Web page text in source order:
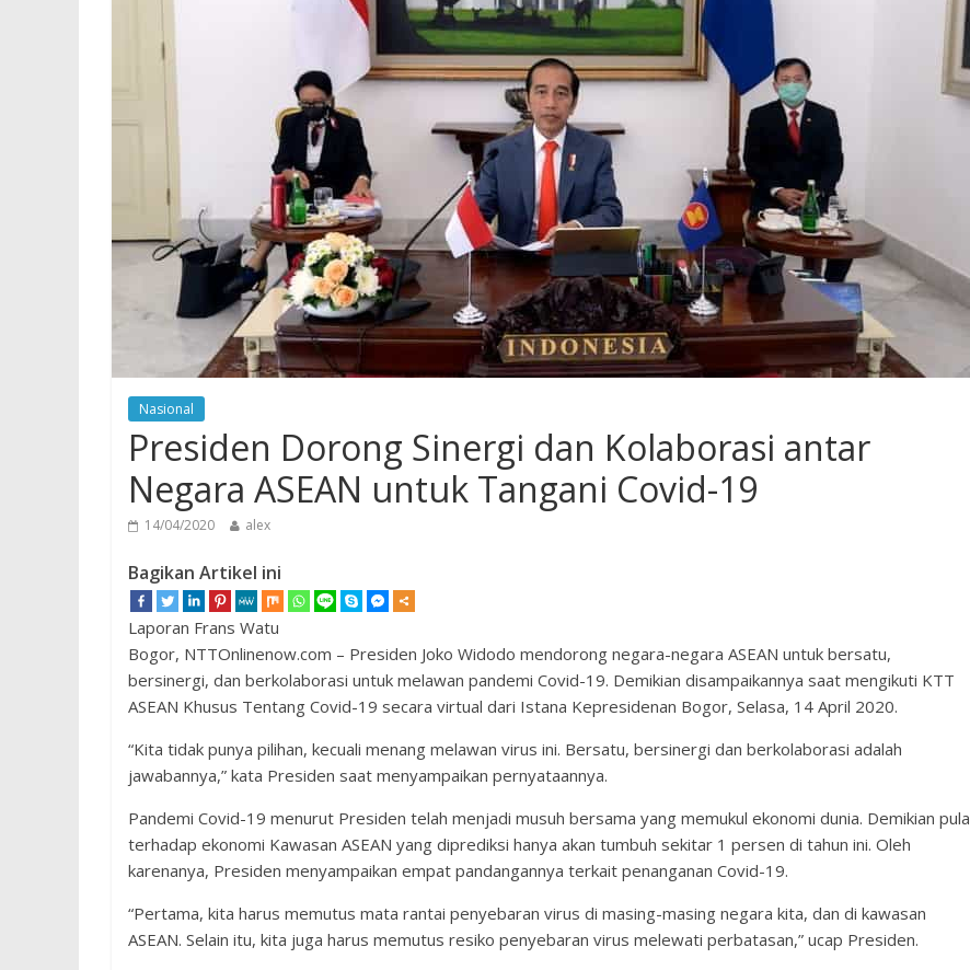
Nasional
Presiden Dorong Sinergi dan Kolaborasi antar
Negara ASEAN untuk Tangani Covid-19
14/04/2020 alex
Bagikan Artikel ini
Laporan Frans Watu
Bogor, NTTOnlinenow.com – Presiden Joko Widodo mendorong negara-negara ASEAN untuk bersatu,
bersinergi, dan berkolaborasi untuk melawan pandemi Covid-19. Demikian disampaikannya saat mengikuti KTT
ASEAN Khusus Tentang Covid-19 secara virtual dari Istana Kepresidenan Bogor, Selasa, 14 April 2020.
“Kita tidak punya pilihan, kecuali menang melawan virus ini. Bersatu, bersinergi dan berkolaborasi adalah
jawabannya,” kata Presiden saat menyampaikan pernyataannya.
Pandemi Covid-19 menurut Presiden telah menjadi musuh bersama yang memukul ekonomi dunia. Demikian pula
terhadap ekonomi Kawasan ASEAN yang diprediksi hanya akan tumbuh sekitar 1 persen di tahun ini. Oleh
karenanya, Presiden menyampaikan empat pandangannya terkait penanganan Covid-19.
“Pertama, kita harus memutus mata rantai penyebaran virus di masing-masing negara kita, dan di kawasan
ASEAN. Selain itu, kita juga harus memutus resiko penyebaran virus melewati perbatasan,” ucap Presiden.